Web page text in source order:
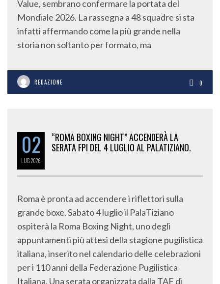
Value, sembrano confermare la portata del
Mondiale 2026. La rassegna a 48 squadre si sta
infatti affermando come la più grande nella
storia non soltanto per formato, ma
REDAZIONE 0
02
LUG2026
“ROMA BOXING NIGHT” ACCENDERÀ LA
SERATA FPI DEL 4 LUGLIO AL PALATIZIANO.
Roma è pronta ad accendere i riflettori sulla
grande boxe. Sabato 4 luglio il PalaTiziano
ospiterà la Roma Boxing Night, uno degli
appuntamenti più attesi della stagione pugilistica
italiana, inserito nel calendario delle celebrazioni
per i 110 anni della Federazione Pugilistica
Italiana. Una serata organizzata dalla TAF di